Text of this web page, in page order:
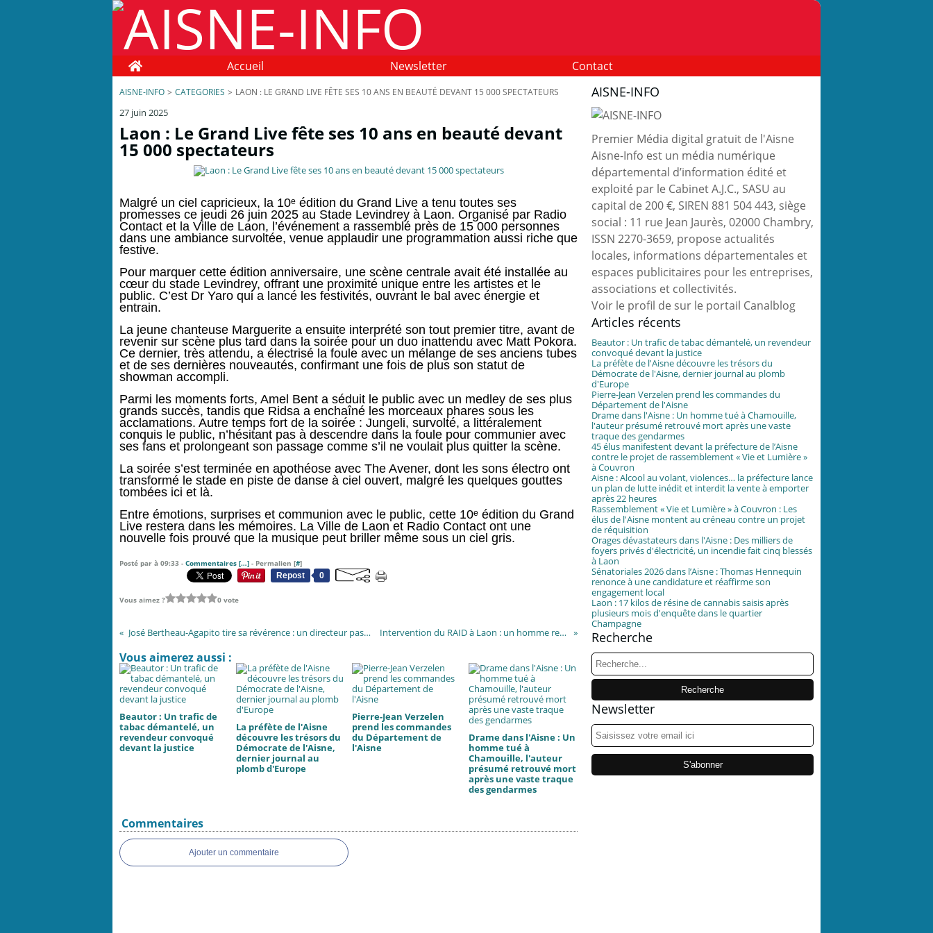
Home Accueil Newsletter Contact
AISNE-INFO > CATEGORIES > LAON : LE GRAND LIVE FÊTE SES 10 ANS EN BEAUTÉ DEVANT 15 000 SPECTATEURS
27 juin 2025
Laon : Le Grand Live fête ses 10 ans en beauté devant
15 000 spectateurs
Malgré un ciel capricieux, la 10ᵉ édition du Grand Live a tenu toutes ses
promesses ce jeudi 26 juin 2025 au Stade Levindrey à Laon. Organisé par Radio
Contact et la Ville de Laon, l’événement a rassemblé près de 15 000 personnes
dans une ambiance survoltée, venue applaudir une programmation aussi riche que
festive.
Pour marquer cette édition anniversaire, une scène centrale avait été installée au
cœur du stade Levindrey, offrant une proximité unique entre les artistes et le
public. C’est Dr Yaro qui a lancé les festivités, ouvrant le bal avec énergie et
entrain.
La jeune chanteuse Marguerite a ensuite interprété son tout premier titre, avant de
revenir sur scène plus tard dans la soirée pour un duo inattendu avec Matt Pokora.
Ce dernier, très attendu, a électrisé la foule avec un mélange de ses anciens tubes
et de ses dernières nouveautés, confirmant une fois de plus son statut de
showman accompli.
Parmi les moments forts, Amel Bent a séduit le public avec un medley de ses plus
grands succès, tandis que Ridsa a enchaîné les morceaux phares sous les
acclamations. Autre temps fort de la soirée : Jungeli, survolté, a littéralement
conquis le public, n’hésitant pas à descendre dans la foule pour communier avec
ses fans et prolongeant son passage comme s’il ne voulait plus quitter la scène.
La soirée s’est terminée en apothéose avec The Avener, dont les sons électro ont
transformé le stade en piste de danse à ciel ouvert, malgré les quelques gouttes
tombées ici et là.
Entre émotions, surprises et communion avec le public, cette 10ᵉ édition du Grand
Live restera dans les mémoires. La Ville de Laon et Radio Contact ont une
nouvelle fois prouvé que la musique peut briller même sous un ciel gris.
Posté par à 09:33 - Commentaires […] - Permalien [#]
Repost
0
Vous aimez ? 0 vote
José Bertheau-Agapito tire sa révérence : un directeur pas comme les autres quitte la prison de Laon pour une retraite bien méritée Intervention du RAID à Laon : un homme retranché dans son appartement maîtrisé en fin d’après-midi
Vous aimerez aussi :
Beautor : Un trafic de
tabac démantelé, un
revendeur convoqué
devant la justice
La préfète de l'Aisne
découvre les trésors du
Démocrate de l'Aisne,
dernier journal au
plomb d'Europe
Pierre-Jean Verzelen
prend les commandes
du Département de
l'Aisne
Drame dans l'Aisne : Un
homme tué à
Chamouille, l'auteur
présumé retrouvé mort
après une vaste traque
des gendarmes
Commentaires
Ajouter un commentaire
AISNE-INFO
Premier Média digital gratuit de l'Aisne
Aisne-Info est un média numérique
départemental d’information édité et
exploité par le Cabinet A.J.C., SASU au
capital de 200 €, SIREN 881 504 443, siège
social : 11 rue Jean Jaurès, 02000 Chambry,
ISSN 2270-3659, propose actualités
locales, informations départementales et
espaces publicitaires pour les entreprises,
associations et collectivités.
Voir le profil de sur le portail Canalblog
Articles récents
Beautor : Un trafic de tabac démantelé, un revendeur
convoqué devant la justice
La préfète de l'Aisne découvre les trésors du
Démocrate de l'Aisne, dernier journal au plomb
d'Europe
Pierre-Jean Verzelen prend les commandes du
Département de l'Aisne
Drame dans l'Aisne : Un homme tué à Chamouille,
l'auteur présumé retrouvé mort après une vaste
traque des gendarmes
45 élus manifestent devant la préfecture de l’Aisne
contre le projet de rassemblement « Vie et Lumière »
à Couvron
Aisne : Alcool au volant, violences… la préfecture lance
un plan de lutte inédit et interdit la vente à emporter
après 22 heures
Rassemblement « Vie et Lumière » à Couvron : Les
élus de l'Aisne montent au créneau contre un projet
de réquisition
Orages dévastateurs dans l'Aisne : Des milliers de
foyers privés d'électricité, un incendie fait cinq blessés
à Laon
Sénatoriales 2026 dans l’Aisne : Thomas Hennequin
renonce à une candidature et réaffirme son
engagement local
Laon : 17 kilos de résine de cannabis saisis après
plusieurs mois d'enquête dans le quartier
Champagne
Recherche
Newsletter